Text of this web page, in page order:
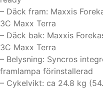
– Däck fram: Maxxis
3C Maxx Terra
– Däck bak: Maxxis
3C Maxx Terra
– Belysning: Syncros
framlampa förinstallerad
– Cykelvikt: ca 24.8 kg